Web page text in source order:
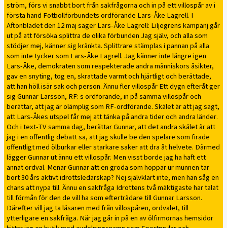
ström, förs vi snabbt bort från sakfrågorna och in på ett villospår av i
första hand Fotbollförbundets ordförande Lars-Åke Lagrell. I
Aftonbladet den 12 maj säger Lars-Åke Lagrell: Liljegrens kampanj går
ut på att försöka splittra de olika förbunden Jag själv, och alla som
stödjer mej, känner sig kränkta. Splittrare stämplas i pannan på alla
som inte tycker som Lars-Åke Lagrell. Jag känner inte längre igen
Lars-Åke, demokraten som respekterade andra människors åsikter,
gav en snyting, tog en, skrattade varmt och hjärtligt och berättade,
att han höll isär sak och person. Ännu fler villospår Ett dygn efteråt ger
sig Gunnar Larsson, RF: s ordförande, in på samma villospår och
berättar, att jag är olämplig som RF-ordförande. Skälet är att jag sagt,
att Lars-Åkes utspel får mej att tänka på andra tider och andra länder.
Och i text-TV samma dag, berättar Gunnar, att det andra skälet är att
jag i en offentlig debatt sa, att jag skulle be den spelare som firade
offentligt med ölburkar eller starkare saker att dra åt helvete. Därmed
lägger Gunnar ut ännu ett villospår. Men visst borde jag ha haft ett
annat ordval. Menar Gunnar att en groda som hoppar ur munnen tar
bort 30 års aktivt idrottsledarskap? Nej självklart inte, men han såg en
chans att nypa till. Ännu en sakfråga Idrottens två mäktigaste har talat
till förmån för den de vill ha som efterträdare till Gunnar Larsson.
Därefter vill jag ta läsaren med från villospåren, ordvalet, till
ytterligare en sakfråga. När jag går in på en av ölfirmornas hemsidor